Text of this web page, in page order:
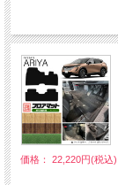
価格： 22,220円(税込)